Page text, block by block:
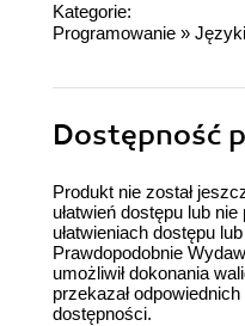
Kategorie:
Programowanie »
Dostępność
Produkt nie został
ułatwień dostępu lub
ułatwieniach dostępu
Prawdopodobnie
umożliwił dokonania
przekazał
dostępności.